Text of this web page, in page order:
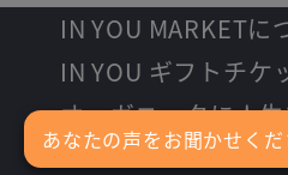
IN YOU MARKETに
IN YOU ギフトチケ
オーガニックに人
あなたの声をお聞かせくだ